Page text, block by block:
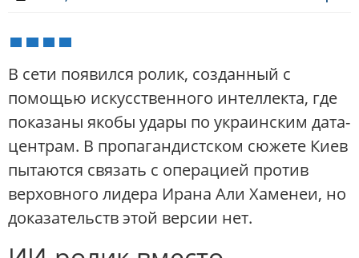
В сети появился ролик, созданный с
помощью искусственного интеллекта, где
показаны якобы удары по украинским дата-
центрам. В пропагандистском сюжете Киев
пытаются связать с операцией против
верховного лидера Ирана Али Хаменеи, но
доказательств этой версии нет.